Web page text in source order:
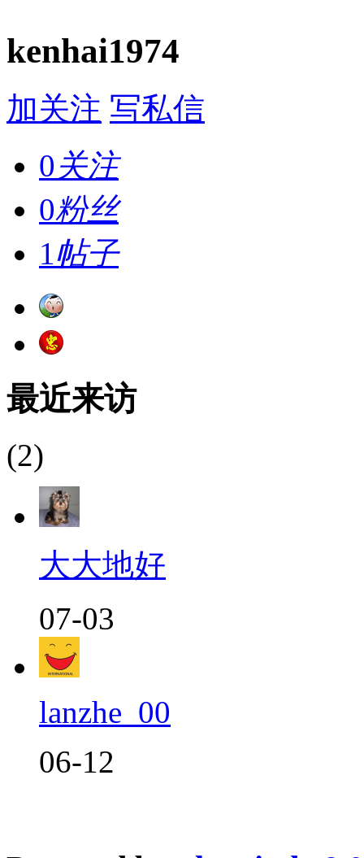
kenhai1974
加关注 写私信
0关注
0粉丝
1帖子
最近来访
(2)
大大地好
07-03
lanzhe_00
06-12